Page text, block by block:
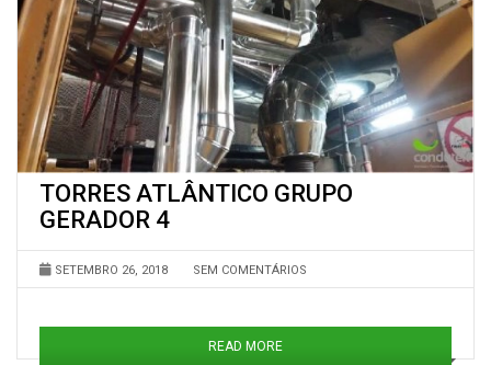
TORRES ATLÂNTICO GRUPO
GERADOR 4
SETEMBRO 26, 2018 SEM COMENTÁRIOS
READ MORE